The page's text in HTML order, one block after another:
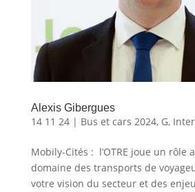
Alexis Gibergues
14 11 24| Bus et cars 2024, G,
Mobily-Cités : l’OTRE joue un rôle
domaine des transports de
votre vision du secteur et des